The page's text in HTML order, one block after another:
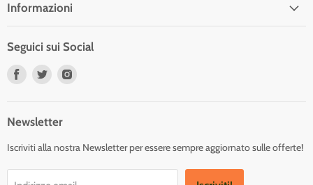
Informazioni
Seguici sui Social
Trovaci
Trovaci
Newsletter
Iscriviti alla nostra Newsletter per essere sempre aggiornato sulle offerte!